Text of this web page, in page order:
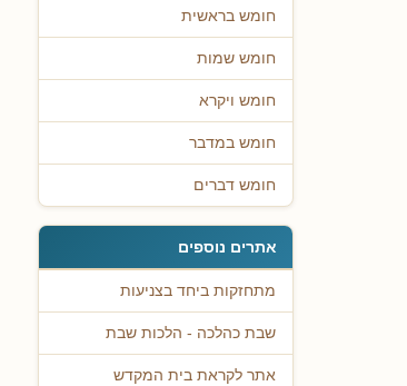
חומש בראשית
חומש שמות
חומש ויקרא
חומש במדבר
חומש דברים
אתרים נוספים
מתחזקות ביחד בצניעות
שבת כהלכה - הלכות שבת
אתר לקראת בית המקדש